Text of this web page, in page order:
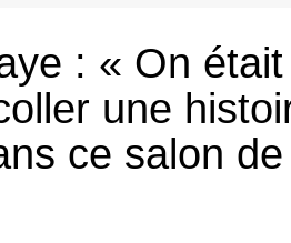
: « On
une
ce salon de